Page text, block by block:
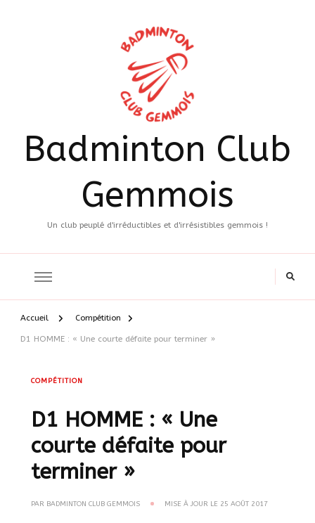
Badminton Club
Gemmois
Un club peuplé d'irréductibles et d'irrésistibles gemmois !
Accueil Compétition
D1 HOMME : « Une courte défaite pour terminer »
COMPÉTITION
D1 HOMME : « Une
courte défaite pour
terminer »
PAR BADMINTON CLUB GEMMOIS MISE À JOUR LE 25 AOÛT 2017